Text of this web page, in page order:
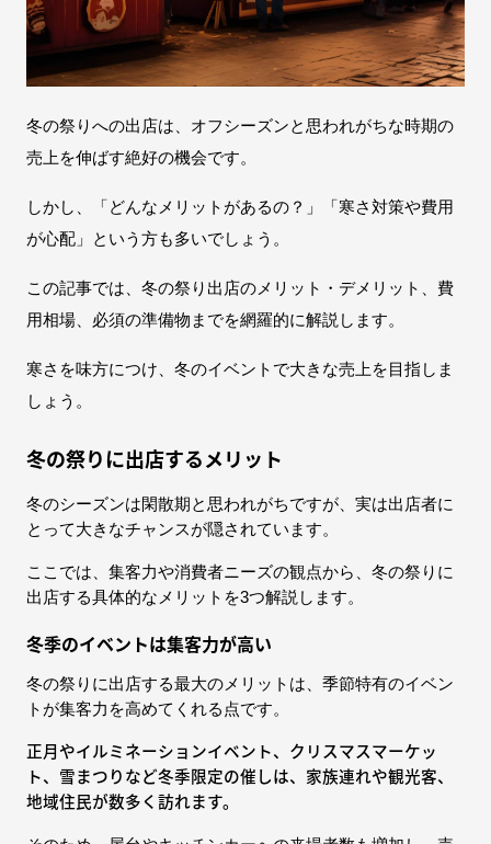
冬の祭りへの出店は、オフシーズンと思われがちな時期の
売上を伸ばす絶好の機会です。
しかし、「どんなメリットがあるの？」「寒さ対策や費用
が心配」という方も多いでしょう。
この記事では、冬の祭り出店のメリット・デメリット、費
用相場、必須の準備物までを網羅的に解説します。
寒さを味方につけ、冬のイベントで大きな売上を目指しま
しょう。
冬の祭りに出店するメリット
冬のシーズンは閑散期と思われがちですが、実は出店者に
とって大きなチャンスが隠されています。
ここでは、集客力や消費者ニーズの観点から、冬の祭りに
出店する具体的なメリットを3つ解説します。​
冬季のイベントは集客力が高い
冬の祭りに出店する最大のメリットは、季節特有のイベン
トが集客力を高めてくれる点です。
正月やイルミネーションイベント、クリスマスマーケッ
ト、雪まつりなど冬季限定の催しは、家族連れや観光客、
地域住民が数多く訪れます。